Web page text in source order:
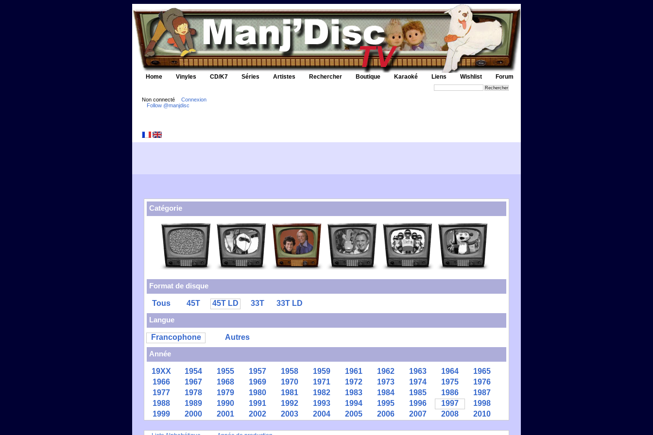
Home Vinyles CD/K7 Séries Artistes Rechercher Boutique Karaoké Liens Wishlist Forum
Non connecté
Connexion
Follow @manjdisc
Catégorie
Format de disque
Tous 45T 45T LD 33T
33T LD
Langue
Francophone
Autres
Année
19XX 1954 1955 1957 1958 1959 1961 1962 1963 1964
1965
1966
1967 1968 1969 1970 1971 1972 1973 1974 1975
1976
1977
1978 1979 1980 1981 1982 1983 1984 1985 1986
1987
1988
1989 1990 1991 1992 1993 1994 1995 1996 1997
1998
1999
2000 2001 2002 2003 2004 2005 2006 2007 2008 2010